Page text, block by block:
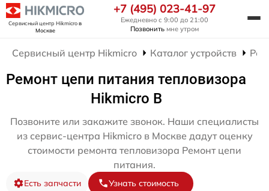
Сервисный центр Hikmicroв
Москве
+7 (495) 023-41-97
Ежедневно с 9:00 до 21:00
Позвонить мне утром
Сервисный центр Hikmicro Каталог устройств
Ремонт цепи питания тепловизора
Hikmicro B
Позвоните или закажите звонок. Наши специалисты
из сервис-центра Hikmicro в Москве дадут оценку
стоимости ремонта тепловизора Ремонт цепи
питания.
Есть запчасти Узнать стоимость